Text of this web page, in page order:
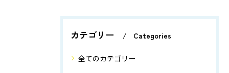
カテゴリー Categories
全てのカテゴリー